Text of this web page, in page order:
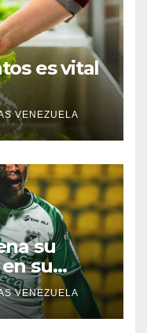
es vital
VENEZUELA
su
su
Cali
VENEZUELA